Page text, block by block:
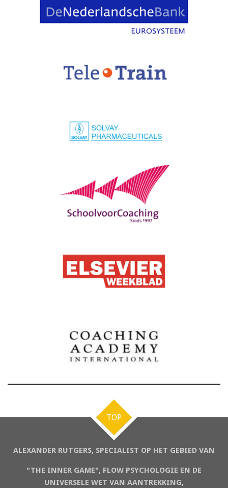
TOP
ALEXANDER RUTGERS, SPECIALIST OP HET GEBIED VAN
"THE INNER GAME", FLOW PSYCHOLOGIE EN DE
UNIVERSELE WET VAN AANTREKKING,